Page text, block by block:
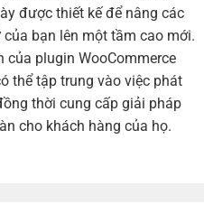
được thiết kế để nâng các
bạn lên một tầm cao mới.
của plugin WooCommerce
thể tập trung vào việc phát
thời cung cấp giải pháp
cho khách hàng của họ.